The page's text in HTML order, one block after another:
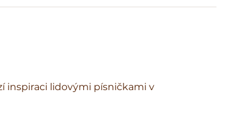
inspiraci lidovými písničkami v